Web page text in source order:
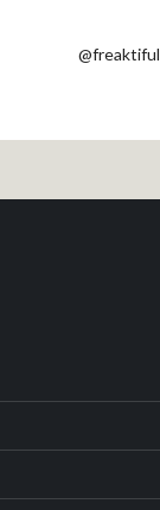
@freaktiful